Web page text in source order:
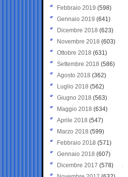
Febbraio 2019 (598)
Gennaio 2019 (641)
Dicembre 2018 (623)
Novembre 2018 (603)
Ottobre 2018 (631)
Settembre 2018 (586)
Agosto 2018 (362)
Luglio 2018 (562)
Giugno 2018 (563)
Maggio 2018 (634)
Aprile 2018 (547)
Marzo 2018 (599)
Febbraio 2018 (571)
Gennaio 2018 (607)
Dicembre 2017 (578)